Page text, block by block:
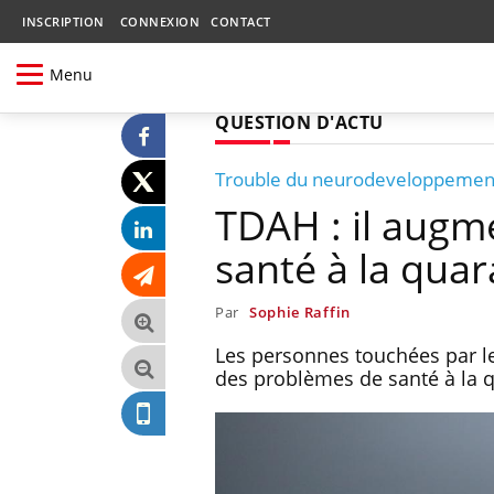
INSCRIPTION CONNEXION CONTACT
Menu
QUESTION D'ACTU
Trouble du
TDAH : il
santé à la
Par Sophie Raffin
Les personnes touchées par
des problèmes de santé à la